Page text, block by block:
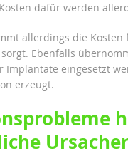
dafür werden
allerdings die
Ebenfalls
Implantate eingesetzt
erzeugt.